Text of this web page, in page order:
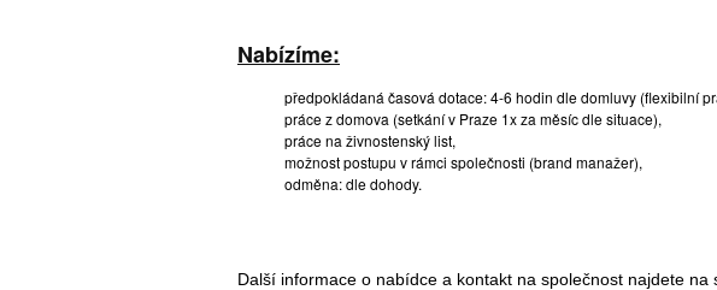
Nabízíme:
předpokládaná časová dotace: 4-6 hodin dle domluvy (flexibilní
práce z domova (setkání v Praze 1x za měsíc dle situace),
práce na živnostenský list,
možnost postupu v rámci společnosti (brand manažer),
odměna: dle dohody.
Další informace o nabídce a kontakt na společnost najdete na